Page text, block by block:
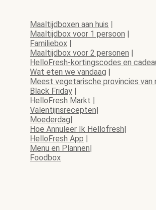
Maaltijdboxen aan huis |
Maaltijdbox voor 1 persoon |
Familiebox |
Maaltijdbox voor 2 personen |
HelloFresh-kortingscodes en
Wat eten we vandaag |
Meest vegetarische provincies van
Black Friday |
HelloFresh Markt |
Valentijnsrecepten|
Moederdag|
Hoe Annuleer Ik Hellofresh|
HelloFresh App |
Menu en Plannen|
Foodbox